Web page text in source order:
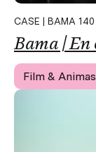
CASE | BAMA 140
Bama |
Film &